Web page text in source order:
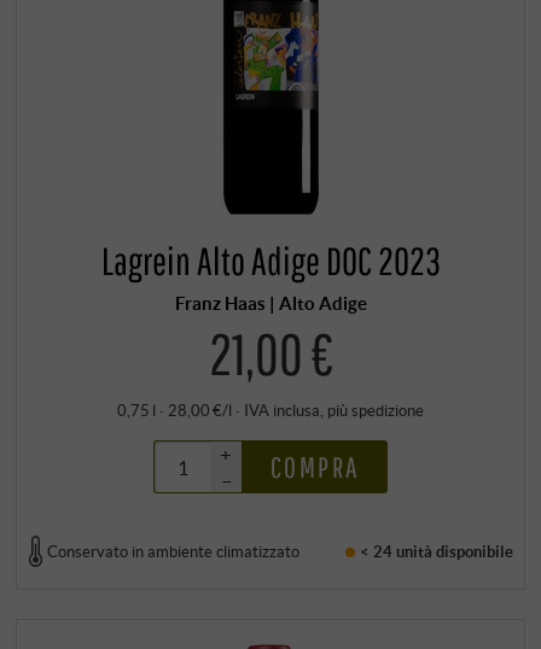
Lagrein Alto Adige DOC 2023
Franz Haas | Alto Adige
21,00 €
0,75 l · 28,00 €/l · IVA inclusa, più spedizione
+
–
COMPRA
Conservato in ambiente climatizzato < 24 unità disponibile